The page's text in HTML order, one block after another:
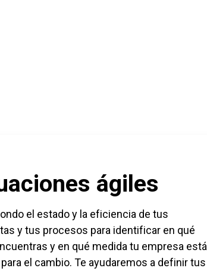
ágiles
el estado y la eficiencia de tus
y tus procesos para identificar en qué
y en qué medida tu empresa está
el cambio. Te ayudaremos a definir tus